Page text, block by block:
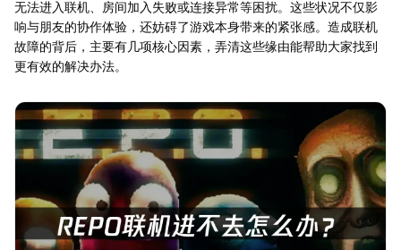
无法进入联机、房间加入失败或连接异常等困扰。这些状况不仅影
响与朋友的协作体验，还妨碍了游戏本身带来的紧张感。造成联机
故障的背后，主要有几项核心因素，弄清这些缘由能帮助大家找到
更有效的解决办法。